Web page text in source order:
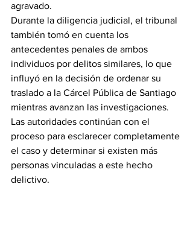
agravado.
Durante la diligencia judicial, el tribunal
también tomó en cuenta los
antecedentes penales de ambos
individuos por delitos similares, lo que
influyó en la decisión de ordenar su
traslado a la Cárcel Pública de Santiago
mientras avanzan las investigaciones.
Las autoridades continúan con el
proceso para esclarecer completamente
el caso y determinar si existen más
personas vinculadas a este hecho
delictivo.